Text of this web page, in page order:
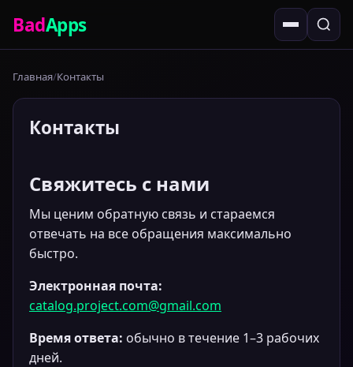
BadApps
Главная Контакты
Контакты
Свяжитесь с нами
Мы ценим обратную связь и стараемся
отвечать на все обращения максимально
быстро.
Электронная почта:
catalog.project.com@gmail.com
Время ответа: обычно в течение 1–3 рабочих
дней.